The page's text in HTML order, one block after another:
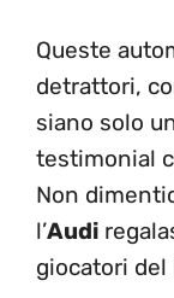
Queste
detrattori,
siano solo
testimonial
Non
l’Audi
giocatori del